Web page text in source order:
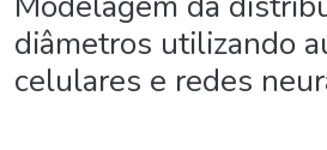
diâmetros utilizando
celulares e redes